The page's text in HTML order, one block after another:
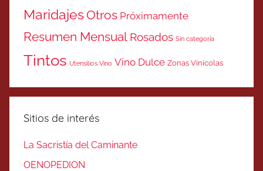
MaridajesOtros Próximamente
Resumen Mensual Rosados Sin categoría
Tintos Utensilios Vino Vino Dulce Zonas Vinicolas
Sitios de interés
La Sacristía del Caminante
OENOPEDION